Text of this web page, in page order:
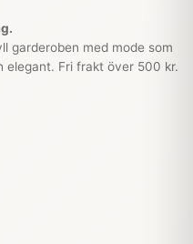
garderoben med mode som
elegant. Fri frakt över 500 kr.